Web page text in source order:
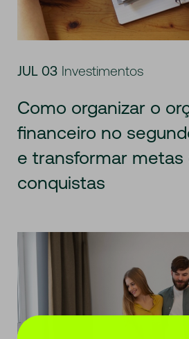
JUL 03 Investimentos
Como organizar o
financeiro no
e transformar metas
conquistas